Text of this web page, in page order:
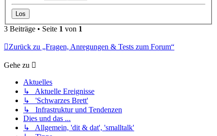
3 Beiträge • Seite 1 von 1
Zurück zu „Fragen, Anregungen & Tests zum Forum“
Gehe zu
Aktuelles
↳ Aktuelle Ereignisse
↳ 'Schwarzes Brett'
↳ Infrastruktur und Tendenzen
Dies und das ...
↳ Allgemein, 'dit & dat', 'smalltalk'